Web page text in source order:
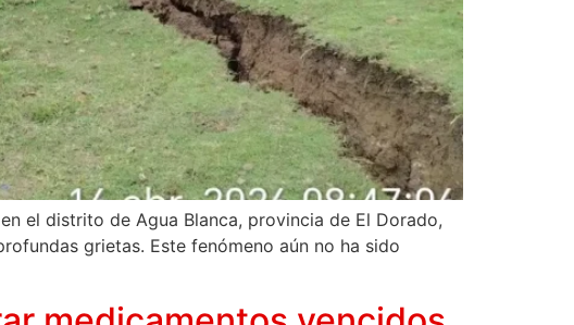
el distrito de Agua Blanca, provincia de El Dorado,
grietas. Este fenómeno aún no ha sido